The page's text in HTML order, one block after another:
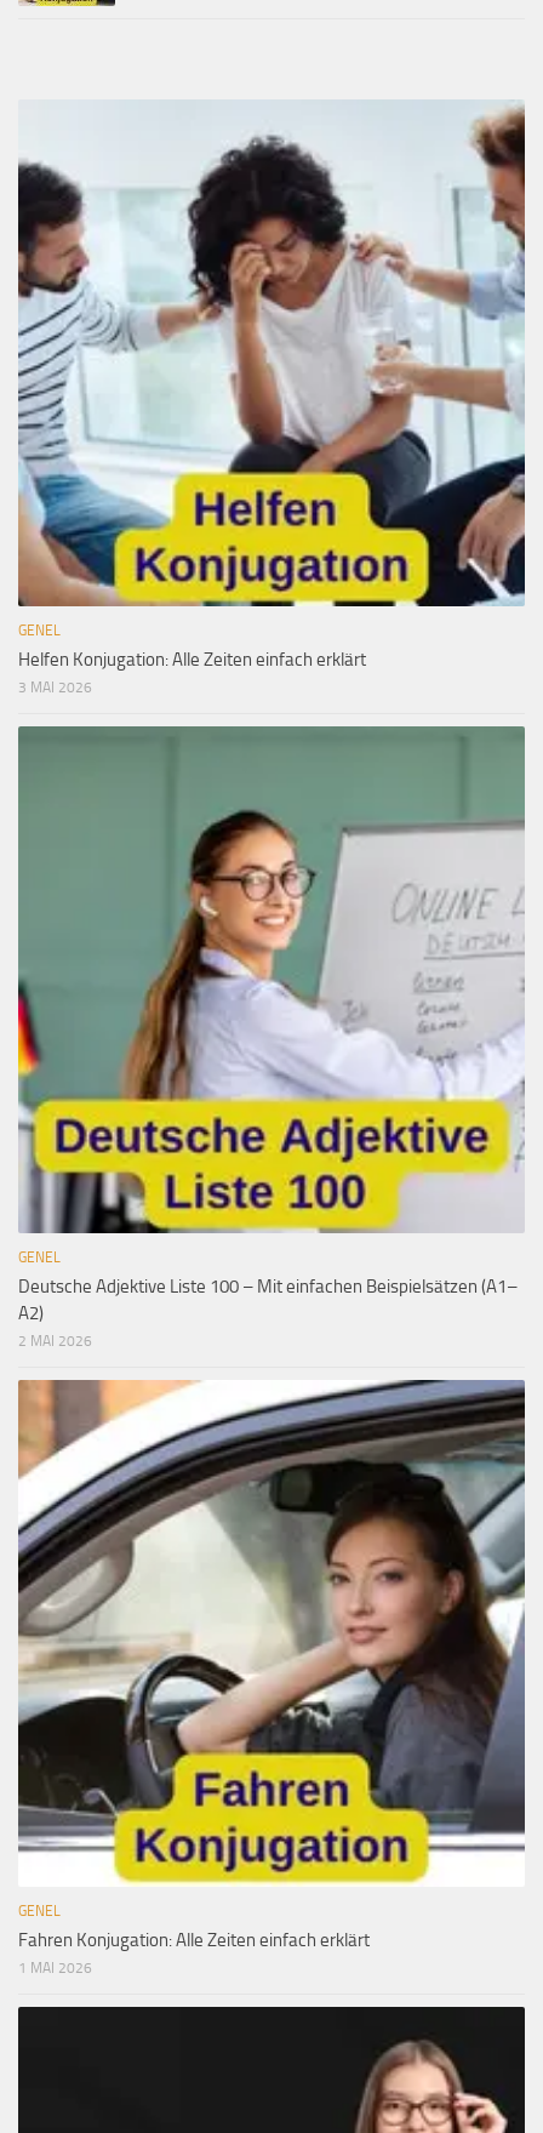
GENEL
Helfen Konjugation: Alle Zeiten einfach erklärt
3 MAI 2026
GENEL
Deutsche Adjektive Liste 100 – Mit einfachen Beispielsätzen (A1–
A2)
2 MAI 2026
GENEL
Fahren Konjugation: Alle Zeiten einfach erklärt
1 MAI 2026